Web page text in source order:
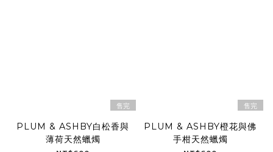
售完
PLUM & ASHBY白松香與
薄荷天然蠟燭
售完
PLUM & ASHBY橙花與佛
手柑天然蠟燭